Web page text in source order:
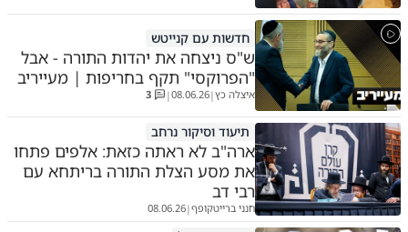
חדשות עם קנייטש
ש"ס ניצחה את יהדות התורה - אבל
"הפרוקסי" תקף בחריפות | מעייריב
איצלה כץ|
08.06.26
|
3
תיעוד וסיקור נרחב
ארה"ב לא ראתה כזאת: אלפים פתחו
את מסע הצלת התורה בריתחא עם
רבי דב
חנני ברייטקופף|
08.06.26